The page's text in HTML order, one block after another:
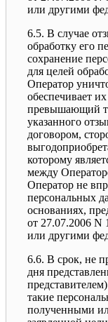
или другими
6.5. В случае
обработку его
сохранение
для целей
Оператор
обеспечивает
превышающий
указанного
договором,
которому
между
Оператор не
персональных
основаниях,
от 27.07.2006
или другими
6.6. В срок, не
дня
такие
полученными